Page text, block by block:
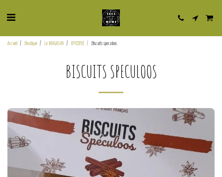
Accueil Boutique Le MAGASIN EPICERIE Biscuits speculoos
BISCUITS SPECULOOS